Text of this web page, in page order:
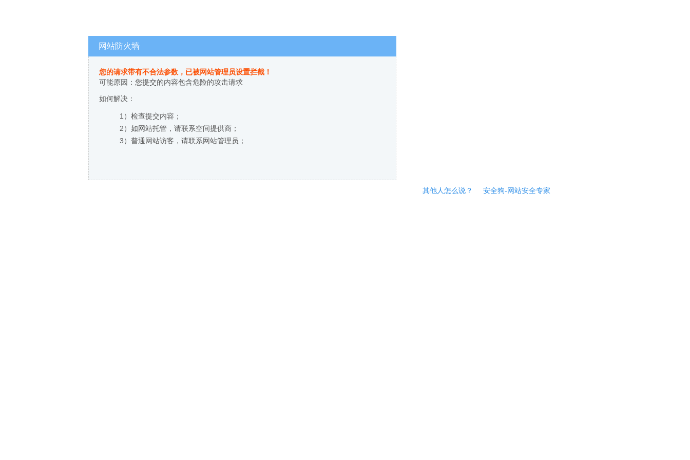
网站防火墙
您的请求带有不合法参数，已被网站管理员设置拦截！
可能原因：您提交的内容包含危险的攻击请求
如何解决：
1）检查提交内容；
2）如网站托管，请联系空间提供商；
3）普通网站访客，请联系网站管理员；
其他人怎么说？ 安全狗-网站安全专家